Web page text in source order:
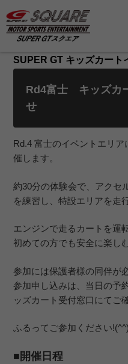
SUPER GT キッズカート
Rd4富士 キッズカ
せ
Rd.4 富士のイベントエリ
催します。
約30分の体験会で、アクセ
を練習し、特設エリアを走
エンジンで走るカートを運
初めての方でも安全に楽し
参加には保護者様の同伴が
参加申し込みは、当日の予
ッズカート受付窓口にてご
ふるってご参加ください
■開催日程